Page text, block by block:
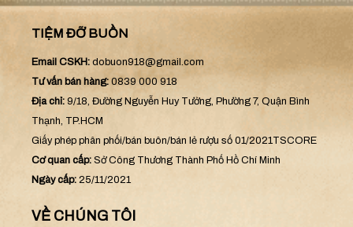
TIỆM ĐỠ BUỒN
Email CSKH: dobuon918@gmail.com
Tư vấn bán hàng: 0839 000 918
Địa chỉ: 9/18, Đường Nguyễn Huy Tưởng, Phường 7, Quận Bình
Thạnh, TP.HCM
Giấy phép phân phối/bán buôn/bán lẻ rượu số 01/2021TSCORE
Cơ quan cấp: Sở Công Thương Thành Phố Hồ Chí Minh
Ngày cấp: 25/11/2021
VỀ CHÚNG TÔI